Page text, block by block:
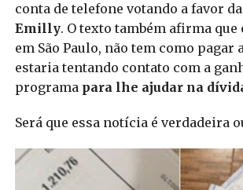
conta de telefone votando a favor
Emilly. O texto também afirma que
em São Paulo, não tem como pagar
estaria tentando contato com a
programa para lhe ajudar na
Será que essa notícia é verdadeira